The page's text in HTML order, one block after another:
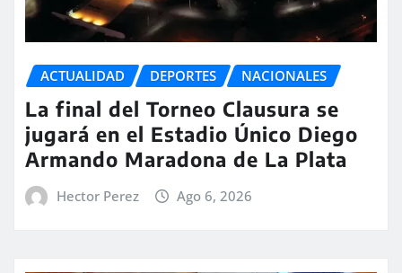
ACTUALIDAD DEPORTES NACIONALES
La final del Torneo Clausura se
jugará en el Estadio Único Diego
Armando Maradona de La Plata
Hector Perez Ago 6, 2026